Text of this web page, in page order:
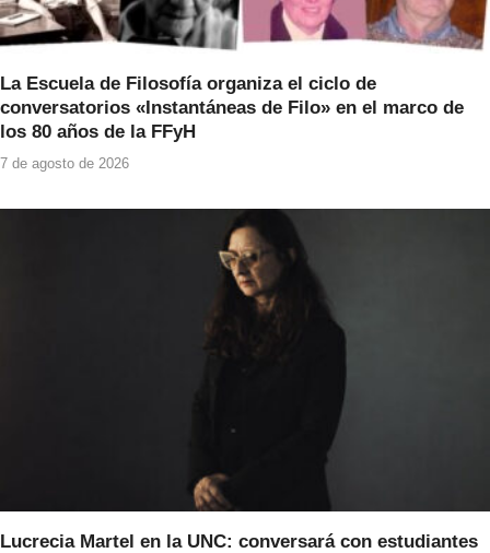
La Escuela de Filosofía organiza el ciclo de
conversatorios «Instantáneas de Filo» en el marco de
los 80 años de la FFyH
7 de agosto de 2026
Lucrecia Martel en la UNC: conversará con estudiantes